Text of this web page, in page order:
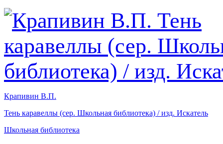
Крапивин В.П.
Тень каравеллы (сер. Школьная библиотека) / изд. Искатель
Школьная библиотека